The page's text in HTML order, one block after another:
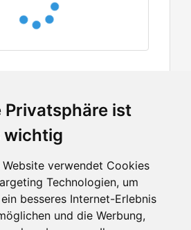
Privatsphäre ist
wichtig
Website verwendet Cookies
Technologien, um
ein besseres Internet-Erlebnis
und die Werbung,